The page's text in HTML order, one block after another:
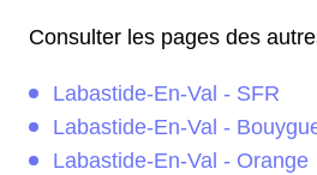
Consulter les pages des
Labastide-En-Val - SFR
Labastide-En-Val -
Labastide-En-Val - Orange